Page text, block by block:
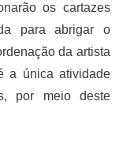
os cartazes
para abrigar o
da artista
a única atividade
por meio deste